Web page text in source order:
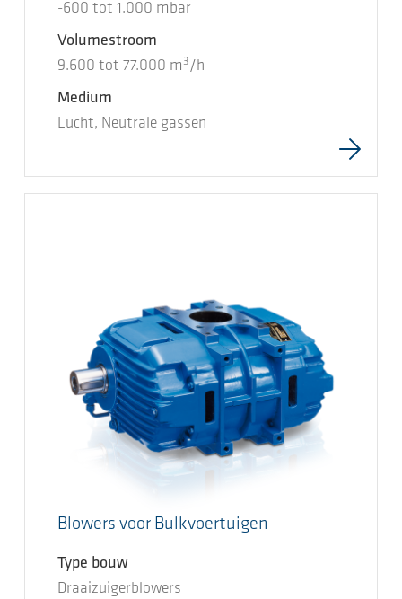
-600 tot 1.000 mbar
Volumestroom
9.600 tot 77.000 m 3 /h
Medium
Lucht, Neutrale gassen
Blowers voor Bulkvoertuigen
Type bouw
Draaizuigerblowers